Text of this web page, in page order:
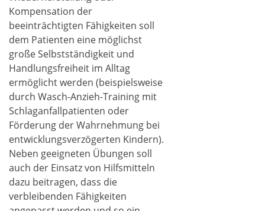
Kompensation der
beeinträchtigten Fähigkeiten soll
dem Patienten eine möglichst
große Selbstständigkeit und
Handlungsfreiheit im Alltag
ermöglicht werden (beispielsweise
durch Wasch-Anzieh-Training mit
Schlaganfallpatienten oder
Förderung der Wahrnehmung bei
entwicklungsverzögerten Kindern).
Neben geeigneten Übungen soll
auch der Einsatz von Hilfsmitteln
dazu beitragen, dass die
verbleibenden Fähigkeiten